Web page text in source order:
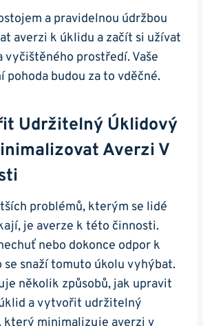
a pravidelnou údržbou
averzi k úklidu a začít si užívat
vyčištěného prostředí. Vaše
pohoda budou za to vděčné.
Udržitelný Úklidový
Averzi V
problémů, kterým se lidé
je averze k této činnosti.
nebo dokonce odpor k
se snaží tomuto úkolu vyhýbat.
několik způsobů, jak upravit
a vytvořit udržitelný